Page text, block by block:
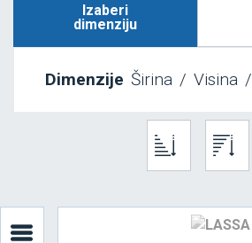
Izaberi
dimenziju
Dimenzije Širina / Visina /